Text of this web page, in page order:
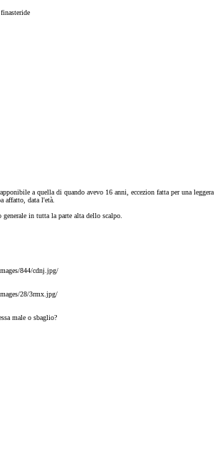
a quella di quando avevo 16 anni, eccezion fatta per una leggera
affatto, data l'età.
in tutta la parte alta dello scalpo.
844/cdnj.jpg/
28/3rmx.jpg/
male o sbaglio?